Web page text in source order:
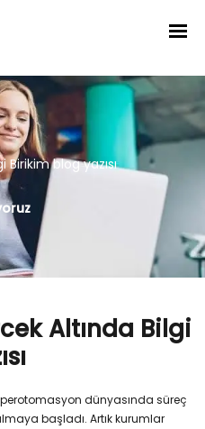
Altında Bilgi
blog yazısı
Altında Bilgi
dünyasında süreç
başladı. Artık kurumlar